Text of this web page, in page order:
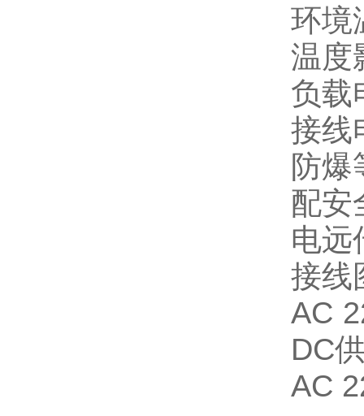
环境
温度
负载
接线
防爆
配安
电远
接线
AC
DC
AC